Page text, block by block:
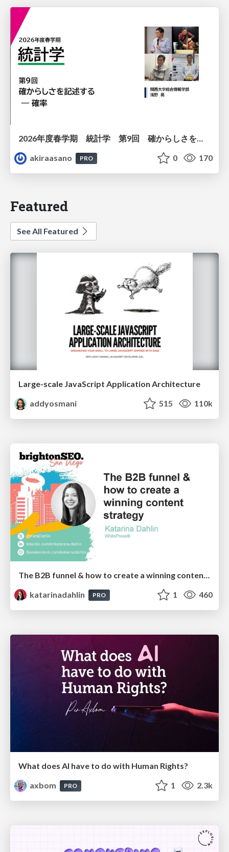
2026年度春学期 統計学 第9回 確からしさを記述する ー 確率 (2026. 5. 28)
akiraasano
PRO 0 170
Featured
See All Featured
Large-scale JavaScript Application Architecture
addyosmani
515 110k
The B2B funnel & how to create a winning content strategy
katarinadahlin
PRO 1 460
What does AI have to do with Human Rights?
axbom
PRO 1 2.3k